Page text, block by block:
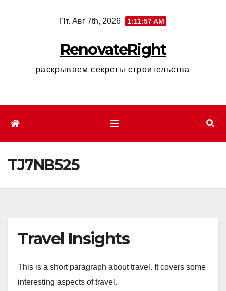
Пт. Авг 7th, 2026 1:11:58 AM
RenovateRight
раскрываем секреты строительства
TJ7NB525
Travel Insights
This is a short paragraph about travel. It covers some
interesting aspects of travel.